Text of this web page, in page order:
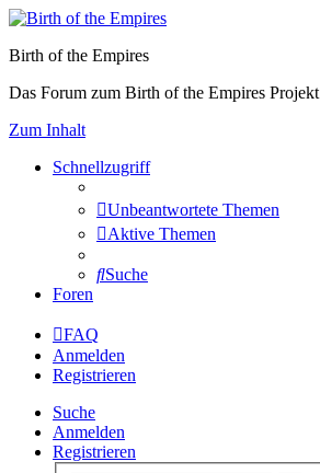
Birth of the Empires
Das Forum zum Birth of the Empires Projekt
Zum Inhalt
Schnellzugriff
Unbeantwortete Themen
Aktive Themen
Suche
Foren
FAQ
Anmelden
Registrieren
Suche
Anmelden
Registrieren